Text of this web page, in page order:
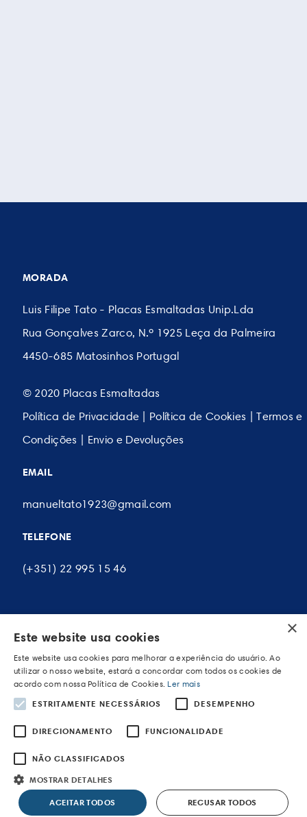
MORADA
Luis Filipe Tato - Placas Esmaltadas Unip.Lda
Rua Gonçalves Zarco, N.º 1925 Leça da Palmeira
4450-685 Matosinhos Portugal
© 2020 Placas Esmaltadas
Política de Privacidade
Política de Cookies |Termos e
Condições
Envio e Devoluções
EMAIL
manueltato1923@gmail.com
TELEFONE
(+351) 22 995 15 46
A MINHA CONTA
As minhas encomendas
Os meus endereços
Os meus dados pessoais
POWERED BY WEVOLVED - Creative Agency
×
Este website usa cookies
Este website usa cookies para melhorar a experiência do usuário. Ao
utilizar o nosso website, estará a concordar com todos os cookies de
acordo com nossa Política de Cookies.Ler mais
ESTRITAMENTE NECESSÁRIOS
DESEMPENHO
DIRECIONAMENTO FUNCIONALIDADE
NÃO CLASSIFICADOS
MOSTRAR DETALHES
ACEITAR TODOS RECUSAR TODOS